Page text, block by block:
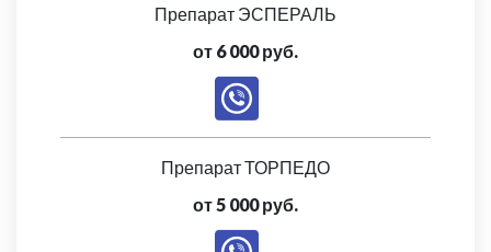
Препарат ЭСПЕРАЛЬ
от 6 000 руб.
Препарат ТОРПЕДО
от 5 000 руб.